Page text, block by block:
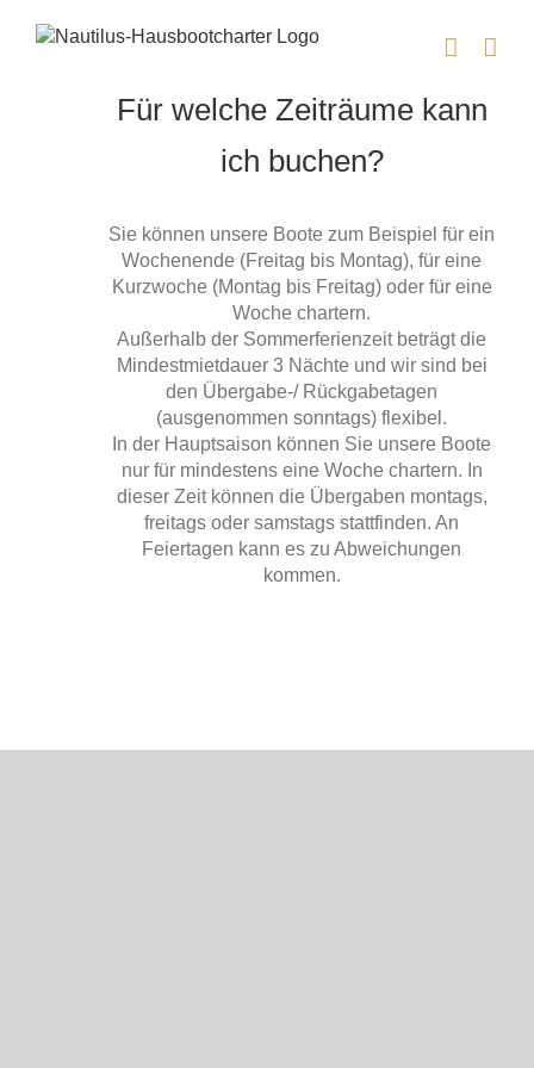
Inhalt
Für welche Zeiträume kann
ich buchen?
Sie können unsere Boote zum Beispiel für ein
Wochenende (Freitag bis Montag), für eine
Kurzwoche (Montag bis Freitag) oder für eine
Woche chartern.
Außerhalb der Sommerferienzeit beträgt die
Mindestmietdauer 3 Nächte und wir sind bei
den Übergabe-/ Rückgabetagen
(ausgenommen sonntags) flexibel.
In der Hauptsaison können Sie unsere Boote
nur für mindestens eine Woche chartern. In
dieser Zeit können die Übergaben montags,
freitags oder samstags stattfinden. An
Feiertagen kann es zu Abweichungen
kommen.